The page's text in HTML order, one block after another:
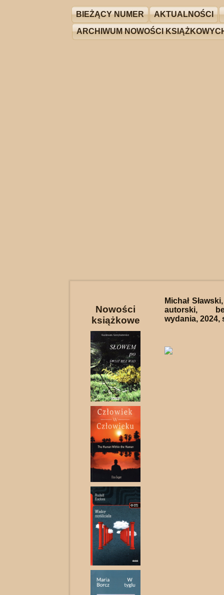
BIEŻĄCY NUMER AKTUALNOŚCI
ARCHIWUM NOWOŚCI
Nowości
książkowe
Michał
autorski,
wydania, 2024,